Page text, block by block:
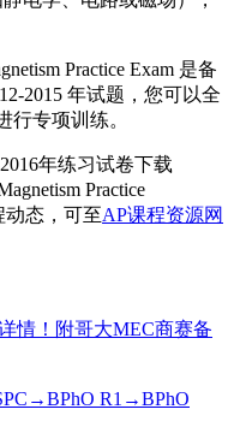
Practice Exam 是备
2015 年试题，您可以全
行专项训练。
年练习试卷下载
Practice
动态，可至AP课程资源网
情！附哥大MEC商赛备
R1→BPhO